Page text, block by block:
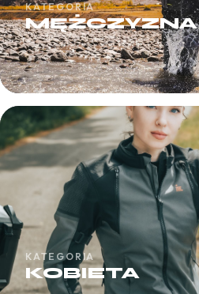
KATEGORIA
MĘŻCZYZNA
KATEGORIA
KOBIETA